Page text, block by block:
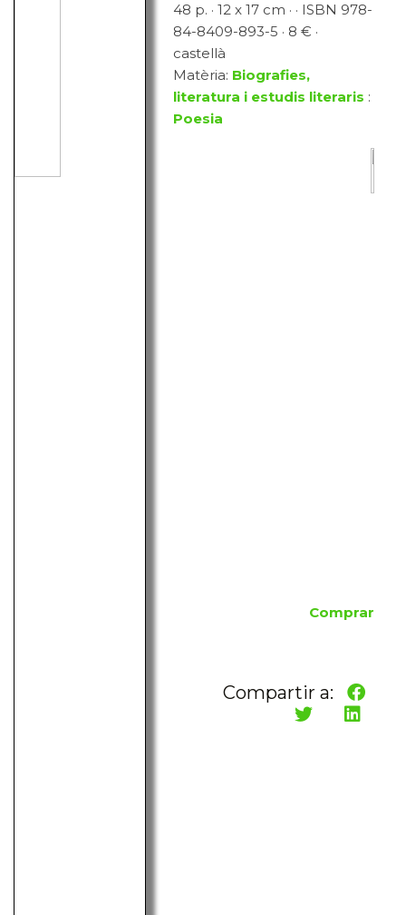
48 p. · 12 x 17 cm · · ISBN 978-
84-8409-893-5 · 8 € ·
castellà
Matèria: Biografies,
literatura i estudis literaris :
Poesia
Comprar
Compartir a: